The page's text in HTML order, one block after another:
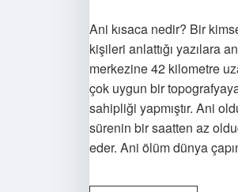
Ani kısaca nedir? Bir
kişileri anlattığı yazılara
merkezine 42 kilometre
çok uygun bir
sahipliği yapmıştır. Ani
sürenin bir saatten az
eder. Ani ölüm dünya